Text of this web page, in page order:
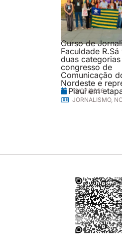
Curso de
Faculdade R.Sá
duas
congresso de
Comunicação
Nordeste e
o Piauí em
13/07/2026
JORNALISMO,